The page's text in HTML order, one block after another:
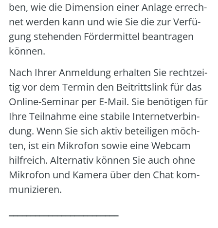
ben, wie die Dimen­si­on einer Anla­ge errech­
net wer­den kann und wie Sie die zur Ver­fü­
gung ste­hen­den För­der­mit­tel bean­tra­gen
kön­nen.
Nach Ihrer Anmel­dung erhal­ten Sie recht­zei­
tig vor dem Ter­min den Bei­tritts­link für das
Online-Semi­nar per E‑Mail. Sie benö­ti­gen für
Ihre Teil­nah­me eine sta­bi­le Inter­net­ver­bin­
dung. Wenn Sie sich aktiv betei­li­gen möch­
ten, ist ein Mikro­fon sowie eine Web­cam
hilf­reich. Alter­na­tiv kön­nen Sie auch ohne
Mikro­fon und Kame­ra über den Chat kom­
mu­ni­zie­ren.